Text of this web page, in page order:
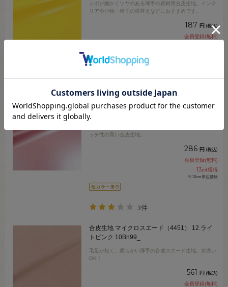
シボが細かくツヤのある薄手の資材用合皮生地。インテ
リアや小物・椅子の張替えなどにおすすめです。
187 円 (税込)
会員登録(無料)
合皮生地 メタルストレッチレザー（G-8）
58M.メタリックピンク 10Bn99_
ッチ性の高い合皮生地。
286 円 (税込)
会員登録(無料)
13pt獲得
※10cm単位価格
3件
合皮生地 マイクロスエード（4451） 12.ライ
トピンク 10Bn99_
毛足が短く、柔らかい薄手の合成スエード生地。水洗い
OK！
561 円 (税込)
会員登録(無料)